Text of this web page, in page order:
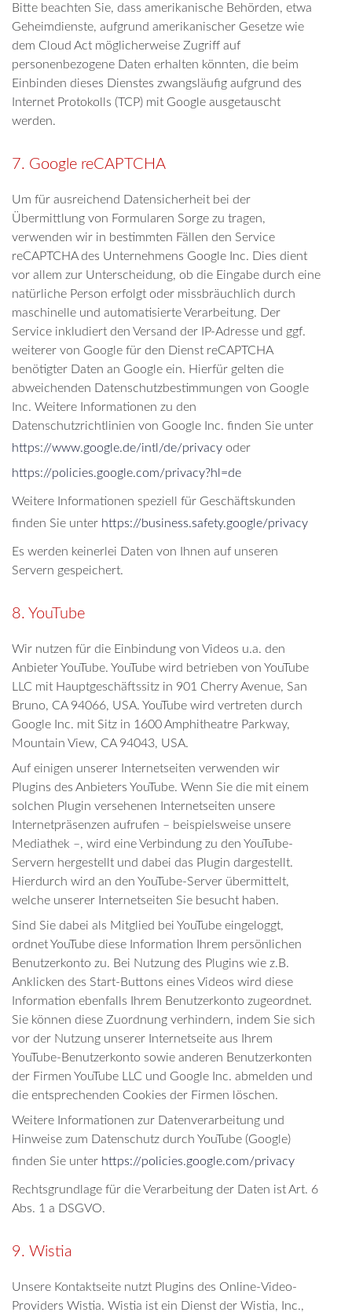
Bitte beachten Sie, dass amerikanische Behörden, etwa
Geheimdienste, aufgrund amerikanischer Gesetze wie
dem Cloud Act möglicherweise Zugriff auf
personenbezogene Daten erhalten könnten, die beim
Einbinden dieses Dienstes zwangsläufig aufgrund des
Internet Protokolls (TCP) mit Google ausgetauscht
werden.
7. Google reCAPTCHA
Um für ausreichend Datensicherheit bei der
Übermittlung von Formularen Sorge zu tragen,
verwenden wir in bestimmten Fällen den Service
reCAPTCHA des Unternehmens Google Inc. Dies dient
vor allem zur Unterscheidung, ob die Eingabe durch eine
natürliche Person erfolgt oder missbräuchlich durch
maschinelle und automatisierte Verarbeitung. Der
Service inkludiert den Versand der IP-Adresse und ggf.
weiterer von Google für den Dienst reCAPTCHA
benötigter Daten an Google ein. Hierfür gelten die
abweichenden Datenschutzbestimmungen von Google
Inc. Weitere Informationen zu den
Datenschutzrichtlinien von Google Inc. finden Sie unter
https://www.google.de/intl/de/privacy oder
https://policies.google.com/privacy?hl=de
Weitere Informationen speziell für Geschäftskunden
finden Sie unter https://business.safety.google/privacy
Es werden keinerlei Daten von Ihnen auf unseren
Servern gespeichert.
8. YouTube
Wir nutzen für die Einbindung von Videos u.a. den
Anbieter YouTube. YouTube wird betrieben von YouTube
LLC mit Hauptgeschäftssitz in 901 Cherry Avenue, San
Bruno, CA 94066, USA. YouTube wird vertreten durch
Google Inc. mit Sitz in 1600 Amphitheatre Parkway,
Mountain View, CA 94043, USA.
Auf einigen unserer Internetseiten verwenden wir
Plugins des Anbieters YouTube. Wenn Sie die mit einem
solchen Plugin versehenen Internetseiten unsere
Internetpräsenzen aufrufen – beispielsweise unsere
Mediathek –, wird eine Verbindung zu den YouTube-
Servern hergestellt und dabei das Plugin dargestellt.
Hierdurch wird an den YouTube-Server übermittelt,
welche unserer Internetseiten Sie besucht haben.
Sind Sie dabei als Mitglied bei YouTube eingeloggt,
ordnet YouTube diese Information Ihrem persönlichen
Benutzerkonto zu. Bei Nutzung des Plugins wie z.B.
Anklicken des Start-Buttons eines Videos wird diese
Information ebenfalls Ihrem Benutzerkonto zugeordnet.
Sie können diese Zuordnung verhindern, indem Sie sich
vor der Nutzung unserer Internetseite aus Ihrem
YouTube-Benutzerkonto sowie anderen Benutzerkonten
der Firmen YouTube LLC und Google Inc. abmelden und
die entsprechenden Cookies der Firmen löschen.
Weitere Informationen zur Datenverarbeitung und
Hinweise zum Datenschutz durch YouTube (Google)
finden Sie unter https://policies.google.com/privacy
Rechtsgrundlage für die Verarbeitung der Daten ist Art. 6
Abs. 1 a DSGVO.
9. Wistia
Unsere Kontaktseite nutzt Plugins des Online-Video-
Providers Wistia. Wistia ist ein Dienst der Wistia, Inc.,